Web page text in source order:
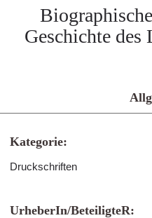
Geschichte des
Kategorie:
Druckschriften
UrheberIn/BeteiligteR: